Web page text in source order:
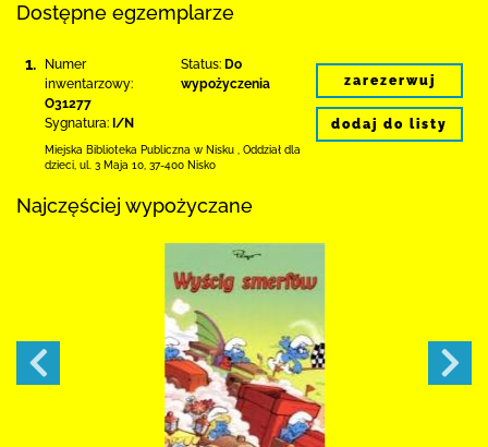
Dostępne egzemplarze
1.
Numer
inwentarzowy:
O31277
Sygnatura: I/N
Status: Do
wypożyczenia
Miejska Biblioteka Publiczna w Nisku
Oddział dla
dzieci, ul. 3 Maja 10 37-400 Nisko
zarezerwuj
dodaj do listy
Najczęściej wypożyczane